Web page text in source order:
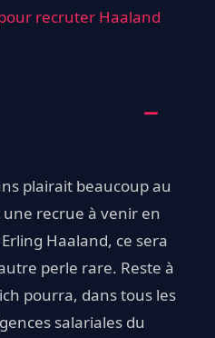
recruter Haaland
plairait beaucoup au
recrue à venir en
Erling Haaland, ce sera
perle rare. Reste à
pourra, dans tous les
salariales du